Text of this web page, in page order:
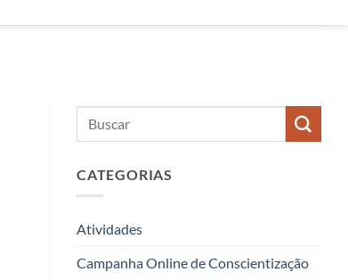
CATEGORIAS
Atividades
Campanha Online de Conscientização